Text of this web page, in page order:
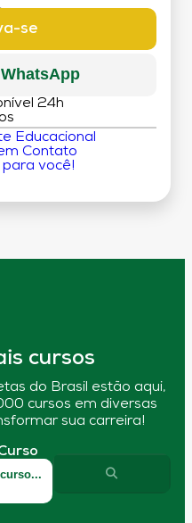
se
24h
Educacional
Contato
para você!
cursos
do Brasil estão aqui,
cursos em diversas
sua carreira!